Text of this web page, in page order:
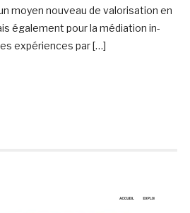
moyen nouveau de valorisation en
également pour la médiation in-
expériences par […]